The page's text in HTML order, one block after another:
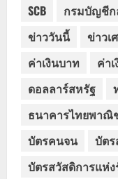
SCB กรมบัญชีก
ข่าววันนี้
ข่าวเ
ค่าเงินบาท
ค่า
ดอลลาร์สหรัฐ
ธนาคารไทยพาณิ
บัตรคนจน
บัต
บัตรสวัสดิการแห่ง